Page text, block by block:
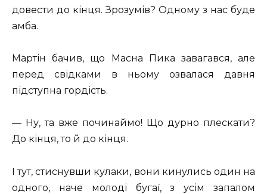
довести до кінця. Зрозумів? Одному з нас буде
амба.
Мартін бачив, що Масна Пика завагався, але
перед свідками в ньому озвалася давня
підступна гордість.
— Ну, та вже починаймо! Що дурно плескати?
До кінця, то й до кінця.
І тут, стиснувши кулаки, вони кинулись один на
одного, наче молоді бугаї, з усім запалом